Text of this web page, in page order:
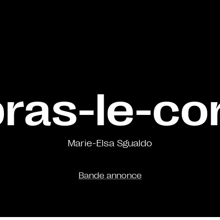
le-
Marie-Elsa Sgualdo
Bande annonce